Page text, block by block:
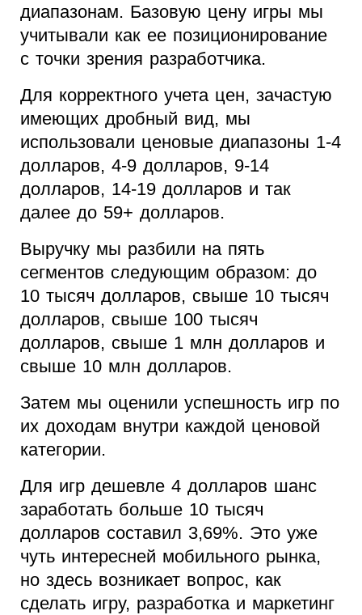
диапазонам. Базовую цену игры мы
учитывали как ее позиционирование
с точки зрения разработчика.
Для корректного учета цен, зачастую
имеющих дробный вид, мы
использовали ценовые диапазоны 1-4
долларов, 4-9 долларов, 9-14
долларов, 14-19 долларов и так
далее до 59+ долларов.
Выручку мы разбили на пять
сегментов следующим образом: до
10 тысяч долларов, свыше 10 тысяч
долларов, свыше 100 тысяч
долларов, свыше 1 млн долларов и
свыше 10 млн долларов.
Затем мы оценили успешность игр по
их доходам внутри каждой ценовой
категории.
Для игр дешевле 4 долларов шанс
заработать больше 10 тысяч
долларов составил 3,69%. Это уже
чуть интересней мобильного рынка,
но здесь возникает вопрос, как
сделать игру, разработка и маркетинг